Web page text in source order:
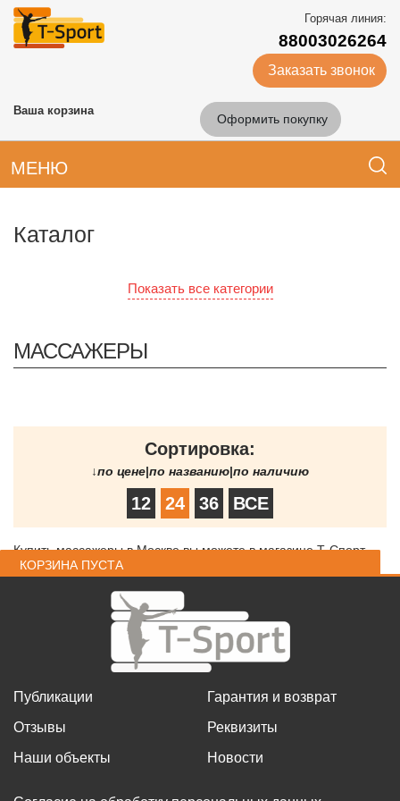
Горячая линия:
88003026264
Заказать звонок
Ваша корзина
Оформить покупку
МЕНЮ
Каталог
Показать все категории
МАССАЖЕРЫ
Сортировка:
↓по цене|по названию|по наличию
12 24 36 ВСЕ
Купить массажеры в Москве вы можете в магазине Т-Спорт
КОРЗИНА ПУСТА
Публикации
Отзывы
Наши объекты
Гарантия и возврат
Реквизиты
Новости